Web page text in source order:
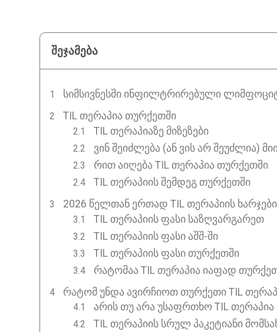
შეჯამება
ᲡᲘᲛᲡᲘᲕᲜᲔᲡᲨᲘ ᲘᲜᲤᲘᲚᲢᲠᲘᲠᲔᲑᲣᲚᲘ
TIL ᲗᲔᲠᲐᲞᲘᲐ ᲗᲣᲠᲥᲔᲗᲨᲘ
TIL თერაპიაზე მიზეზები
ვინ შეიძლება (ან ვის არ შეუძლია)
რით აიღება TIL თერაპია თურქეთში
TIL თერაპიის შემდეგ თურქეთში
2026 ᲬᲔᲚᲗᲐᲜ ᲔᲠᲗᲐᲓ TIL ᲗᲔᲠᲐᲞᲘᲘᲡ
TIL თერაპიის ფასი საზღვარგარეთ
TIL თერაპიის ფასი აშშ-ში
TIL თერაპიის ფასი თურქეთში
რატომაა TIL თერაპია იაფად
ᲠᲐᲢᲝᲛ ᲣᲜᲓᲐ ᲐᲕᲘᲠᲩᲘᲝᲗ ᲗᲣᲠᲥᲔᲗᲘ TIL
არის თუ არა უსაფრთხო TIL
TIL თერაპიის სრულ პაკეტიანი